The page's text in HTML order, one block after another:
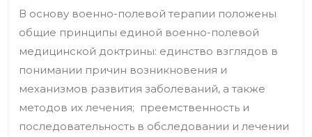
В основу военно-полевой терапии положены
общие принципы единой военно-полевой
медицинской доктрины: единство взглядов в
понимании причин возникновения и
механизмов развития заболеваний, а также
методов их лечения; преемственность и
последовательность в обследовании и лечении